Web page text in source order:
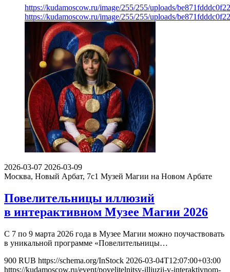
https://kudamoscow.ru/image/255/255/uploads/
https://kudamoscow.ru/image/255/255/uploads/
2026-03-07 2026-03-09
Москва, Новый Арбат, 7с1 Музей Магии на Новом Арбате
Повелительницы иллюзий
в интерактивном Музее Магии 2026
С 7 по 9 марта 2026 года в Музее Магии можно поучаствовать
в уникальной программе «Повелительницы…
900 RUB https://schema.org/InStock 2026-03-04T12:07:00+03:00
https://kudamoscow.ru/event/povelitelnitsy-illjuzij-v-interaktivnom-